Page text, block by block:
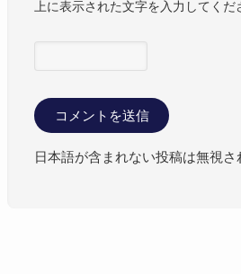
上に表示された文字を入力してくだ
日本語が含まれない投稿は無視